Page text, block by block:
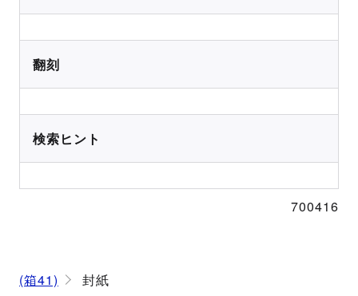
翻刻
検索ヒント
700416
(箱41) 封紙